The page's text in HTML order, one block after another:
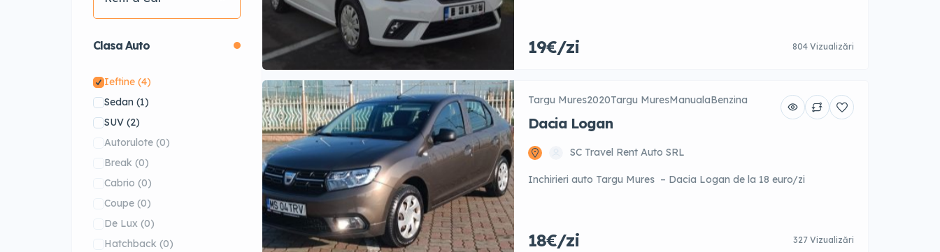
Clasa Auto
Ieftine (4)
Sedan (1)
SUV (2)
Autorulote (0)
Break (0)
Cabrio (0)
Coupe (0)
De Lux (0)
Hatchback (0)
19€/zi 804 Vizualizări
Targu Mures2020Targu MuresManualaBenzina
Dacia Logan
SC Travel Rent Auto SRL
Inchirieri auto Targu Mures – Dacia Logan de la 18 euro/zi
18€/zi 327 Vizualizări